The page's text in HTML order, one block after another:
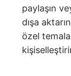
paylaşın
dışa
özel